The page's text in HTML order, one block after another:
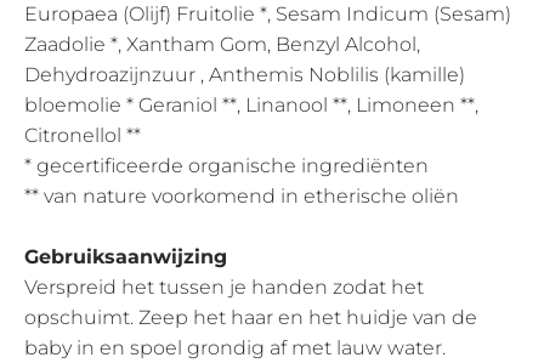
Europaea (Olijf) Fruitolie *, Sesam Indicum (Sesam)
Zaadolie *, Xantham Gom, Benzyl Alcohol,
Dehydroazijnzuur , Anthemis Noblilis (kamille)
bloemolie * Geraniol **, Linanool **, Limoneen **,
Citronellol **
* gecertificeerde organische ingrediënten
** van nature voorkomend in etherische oliën
Gebruiksaanwijzing
Verspreid het tussen je handen zodat het
opschuimt. Zeep het haar en het huidje van de
baby in en spoel grondig af met lauw water.